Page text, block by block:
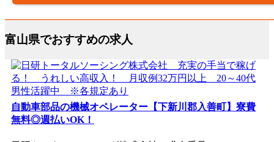
富山県でおすすめの求人
自動車部品の機械オペレーター【下新川郡入善町】寮費
無料◎週払いOK！